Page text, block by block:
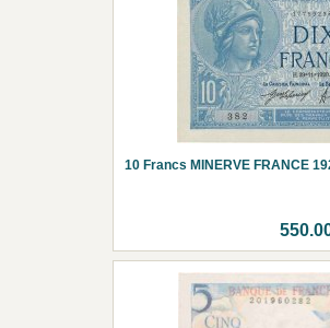
10 Francs MINERVE FRANCE